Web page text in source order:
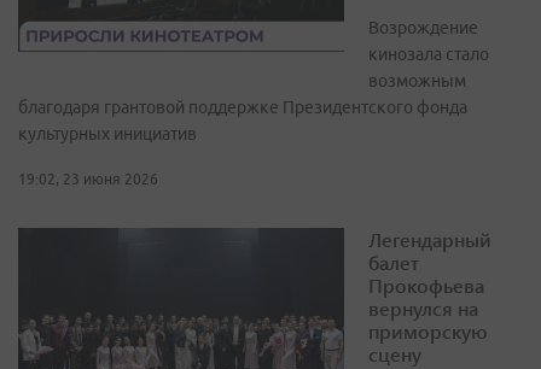
Возрождение
кинозала стало
возможным
благодаря грантовой поддержке Президентского фонда
культурных инициатив
19:02, 23 июня 2026
Легендарный
балет
Прокофьева
вернулся на
приморскую
сцену